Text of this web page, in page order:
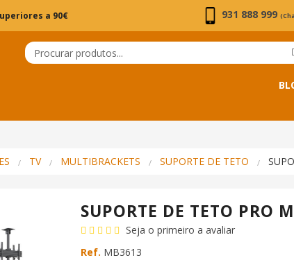
a 90€ 931 888 999
TV MULTIBRACKETS SUPORTE DE TETO
SUPORTE DE TETO PRO
Seja o primeiro a avaliar
Ref. MB3613